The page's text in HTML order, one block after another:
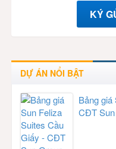
KÝ
DỰ ÁN NỔI BẬT
Bảng
CĐT